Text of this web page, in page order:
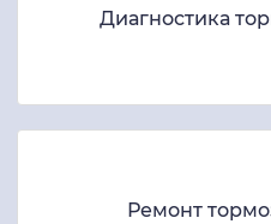
Диагностика
Ремонт